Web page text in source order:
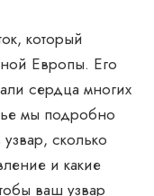
который
Европы. Его
сердца многих
мы подробно
сколько
и какие
ваш узвар